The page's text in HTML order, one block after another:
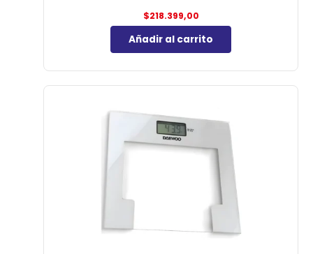
$218.399,00
Añadir al carrito